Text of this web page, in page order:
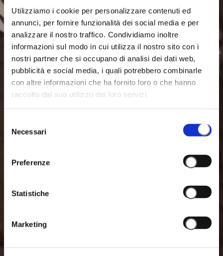
Utilizziamo i cookie per personalizzare contenuti ed
annunci, per fornire funzionalità dei social media e per
analizzare il nostro traffico. Condividiamo inoltre
informazioni sul modo in cui utilizza il nostro sito con i
nostri partner che si occupano di analisi dei dati web,
pubblicità e social media, i quali potrebbero combinarle
con altre informazioni che ha fornito loro o che hanno
raccolto dal suo utilizzo dei loro servizi.
delNecessari
Preferenze
Statistiche
Marketing